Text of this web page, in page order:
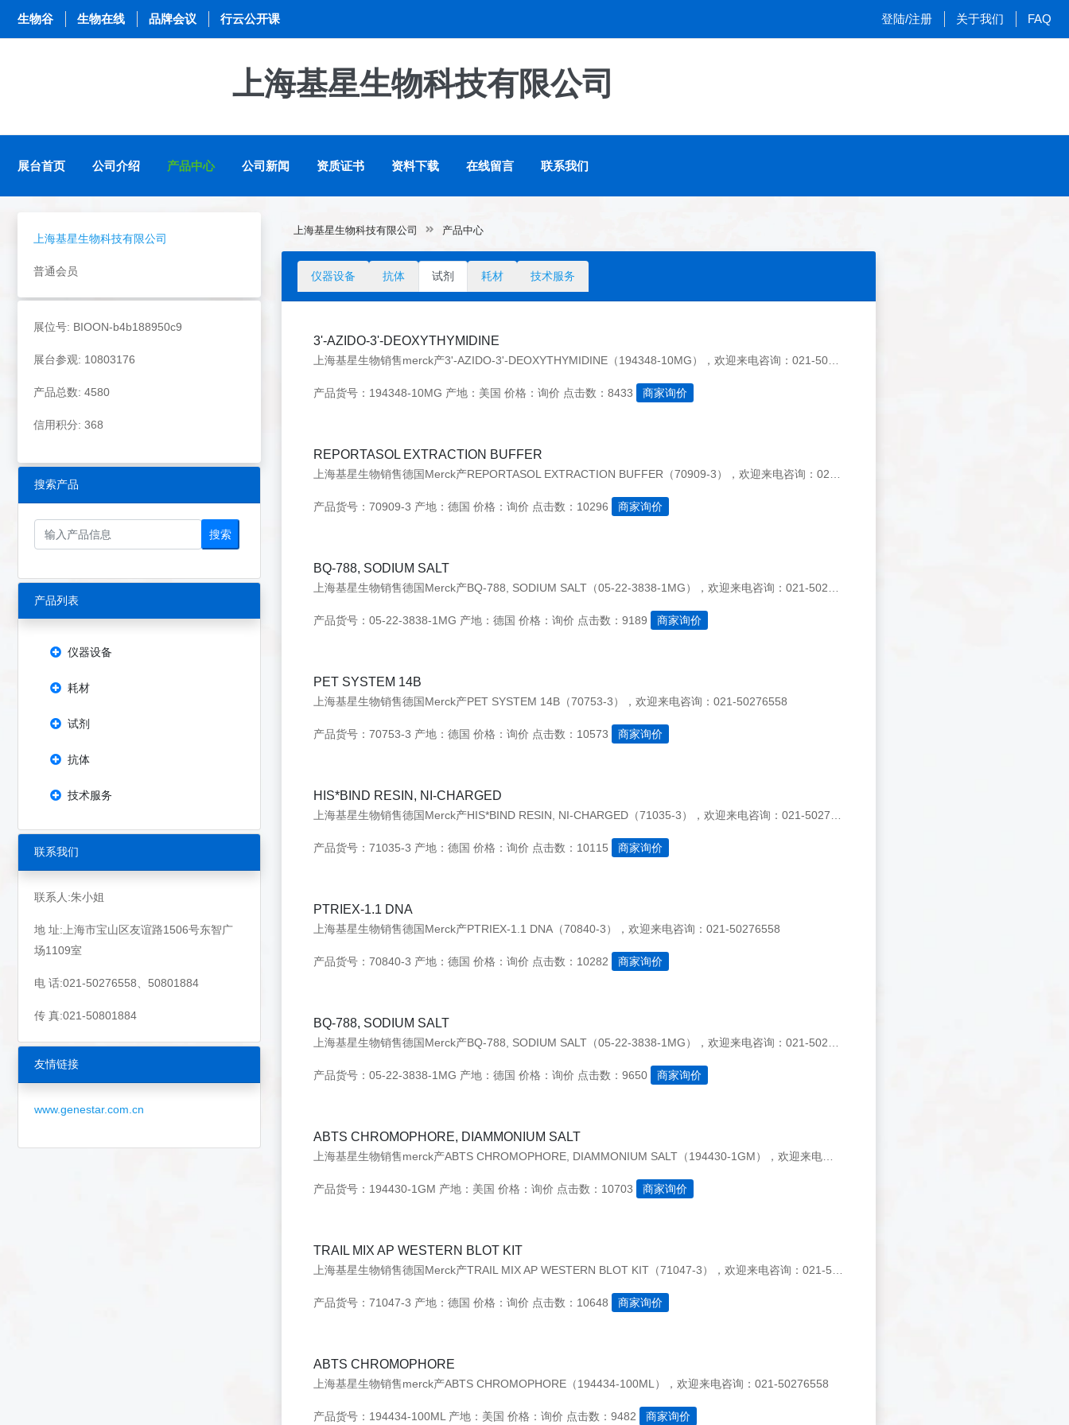
生物谷 生物在线 品牌会议 行云公开课 登陆/注册 关于我们 FAQ
上海基星生物科技有限公司
展台首页 公司介绍 产品中心 公司新闻 资质证书 资料下载 在线留言 联系我们
上海基星生物科技有限公司
普通会员
展位号: BIOON-b4b188950c9
展台参观: 10803176
产品总数: 4580
信用积分: 368
搜索产品
搜索
产品列表
仪器设备
耗材
试剂
抗体
技术服务
联系我们
联系人:朱小姐
地 址:上海市宝山区友谊路1506号东智广
场1109室
电 话:021-50276558、50801884
传 真:021-50801884
友情链接
www.genestar.com.cn
上海基星生物科技有限公司 产品中心
仪器设备 抗体 试剂 耗材 技术服务
3'-AZIDO-3'-DEOXYTHYMIDINE
上海基星生物销售merck产3'-AZIDO-3'-DEOXYTHYMIDINE（194348-10MG），欢迎来电咨询：021-50276558
产品货号：194348-10MG 产地：美国 价格：询价 点击数：8433 商家询价
REPORTASOL EXTRACTION BUFFER
产品货号：70909-3 产地：德国 价格：询价 点击数：10296 商家询价
BQ-788, SODIUM SALT
产品货号：05-22-3838-1MG 产地：德国 价格：询价 点击数：9189 商家询价
PET SYSTEM 14B
上海基星生物销售德国Merck产PET SYSTEM 14B（70753-3），欢迎来电咨询：021-50276558
产品货号：70753-3 产地：德国 价格：询价 点击数：10573 商家询价
HIS*BIND RESIN, NI-CHARGED
产品货号：71035-3 产地：德国 价格：询价 点击数：10115 商家询价
PTRIEX-1.1 DNA
上海基星生物销售德国Merck产PTRIEX-1.1 DNA（70840-3），欢迎来电咨询：021-50276558
产品货号：70840-3 产地：德国 价格：询价 点击数：10282 商家询价
BQ-788, SODIUM SALT
产品货号：05-22-3838-1MG 产地：德国 价格：询价 点击数：9650 商家询价
ABTS CHROMOPHORE, DIAMMONIUM SALT
上海基星生物销售merck产ABTS CHROMOPHORE, DIAMMONIUM SALT（194430-1GM），欢迎来电咨询：021-50276558
产品货号：194430-1GM 产地：美国 价格：询价 点击数：10703 商家询价
TRAIL MIX AP WESTERN BLOT KIT
产品货号：71047-3 产地：德国 价格：询价 点击数：10648 商家询价
ABTS CHROMOPHORE
上海基星生物销售merck产ABTS CHROMOPHORE（194434-100ML），欢迎来电咨询：021-50276558
产品货号：194434-100ML 产地：美国 价格：询价 点击数：9482 商家询价